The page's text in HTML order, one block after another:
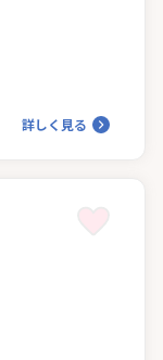
詳しく見る